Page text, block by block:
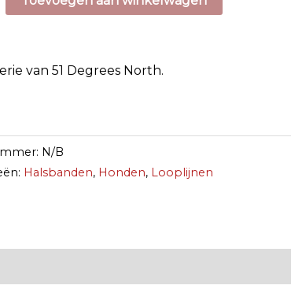
van 51 Degrees North.
N/B
Halsbanden, Honden, Looplijnen